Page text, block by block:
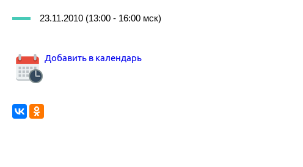
23.11.2010 (13:00 - 16:00 мск)
Добавить в календарь